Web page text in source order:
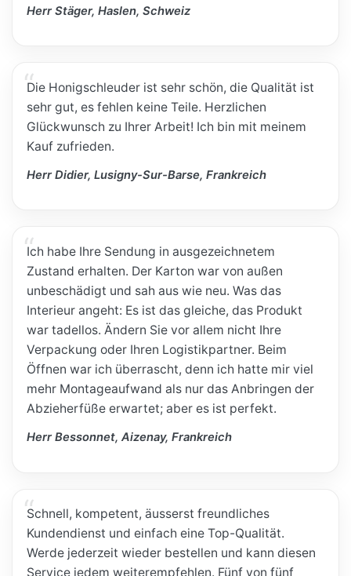
Herr Stäger, Haslen, Schweiz
Die Honigschleuder ist sehr schön, die Qualität ist
sehr gut, es fehlen keine Teile. Herzlichen
Glückwunsch zu Ihrer Arbeit! Ich bin mit meinem
Kauf zufrieden.
Herr Didier, Lusigny-Sur-Barse, Frankreich
Ich habe Ihre Sendung in ausgezeichnetem
Zustand erhalten. Der Karton war von außen
unbeschädigt und sah aus wie neu. Was das
Interieur angeht: Es ist das gleiche, das Produkt
war tadellos. Ändern Sie vor allem nicht Ihre
Verpackung oder Ihren Logistikpartner. Beim
Öffnen war ich überrascht, denn ich hatte mir viel
mehr Montageaufwand als nur das Anbringen der
Abzieherfüße erwartet; aber es ist perfekt.
Herr Bessonnet, Aizenay, Frankreich
Schnell, kompetent, äusserst freundliches
Kundendienst und einfach eine Top-Qualität.
Werde jederzeit wieder bestellen und kann diesen
Service jedem weiterempfehlen. Fünf von fünf